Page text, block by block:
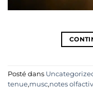
Posté dans
tenue,musc,notes